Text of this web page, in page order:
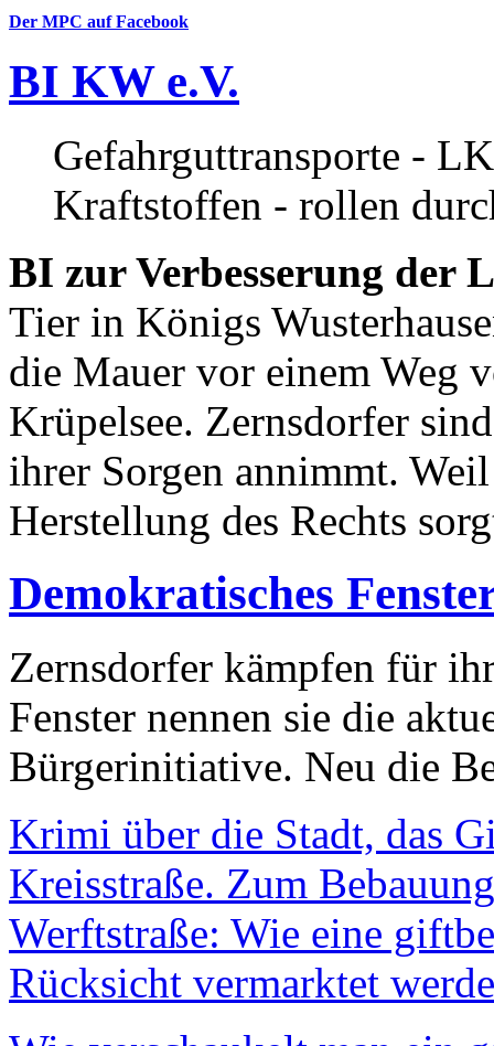
Der MPC auf Facebook
BI KW e.V.
Gefahrguttransporte -
Kraftstoffen - rollen
BI zur Verbesserung der
Tier in Königs
die Mauer vor einem Weg
Krüpelsee. Zernsdorfer
ihrer Sorgen annimmt.
Herstellung des Rechts
Demokratisches
Zernsdorfer kämpfen für
Fenster nennen sie die
Bürgerinitiative. Neu die
Krimi über die Stadt, das
Kreisstraße. Zum
Werftstraße: Wie eine
Rücksicht vermarktet